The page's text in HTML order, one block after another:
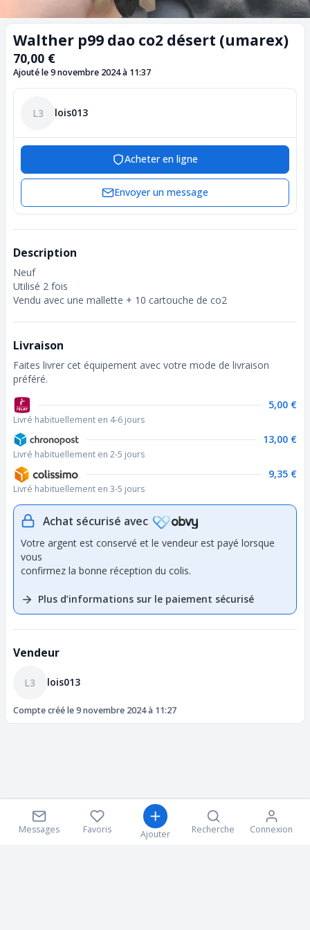
Walther p99 dao co2 désert (umarex)
70,00 €
Ajouté le 9 novembre 2024 à 11:37
L3 lois013
Acheter en ligne
Envoyer un message
Description
Neuf
Utilisé 2 fois
Vendu avec une mallette + 10 cartouche de co2
Livraison
Faites livrer cet équipement avec votre mode de livraison
préféré.
5,00 €
Livré habituellement en 4-6 jours
13,00 €
Livré habituellement en 2-5 jours
9,35 €
Livré habituellement en 3-5 jours
Achat sécurisé avec
Votre argent est conservé et le vendeur est payé lorsque
vous
confirmez la bonne réception du colis.
Plus d’informations sur le paiement sécurisé
Vendeur
L3 lois013
Compte créé le 9 novembre 2024 à 11:27
Messages Favoris Ajouter Recherche Connexion